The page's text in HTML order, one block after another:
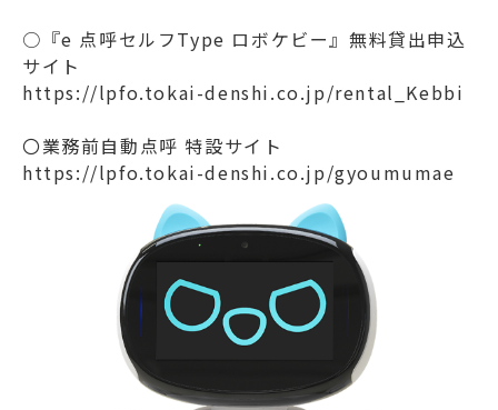
○『e 点呼セルフType ロボケビー』無料貸出申込
サイト
https://lpfo.tokai-denshi.co.jp/rental_Kebbi
〇業務前自動点呼 特設サイト
https://lpfo.tokai-denshi.co.jp/gyoumumae